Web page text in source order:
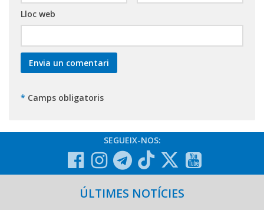
Lloc web
* Camps obligatoris
SEGUEIX-NOS:
ÚLTIMES NOTÍCIES